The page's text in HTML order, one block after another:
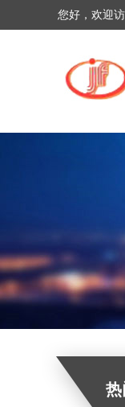
您好，欢迎
热